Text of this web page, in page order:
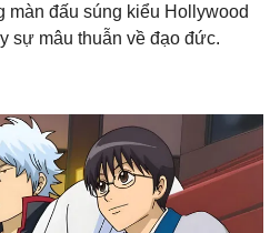
đấu súng kiểu Hollywood
sự mâu thuẫn về đạo đức.